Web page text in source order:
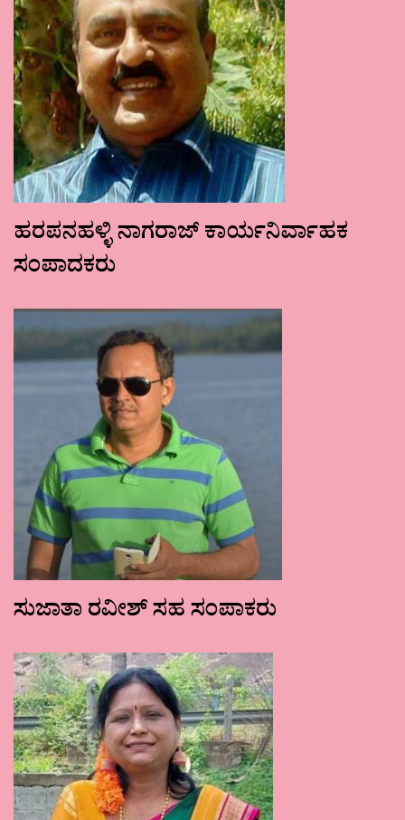
ಹರಪನಹಳ್ಳಿ ನಾಗರಾಜ್ ಕಾರ್ಯನಿರ್ವಾಹಕ
ಸಂಪಾದಕರು
ಸುಜಾತಾ ರವೀಶ್ ಸಹ ಸಂಪಾಕರು